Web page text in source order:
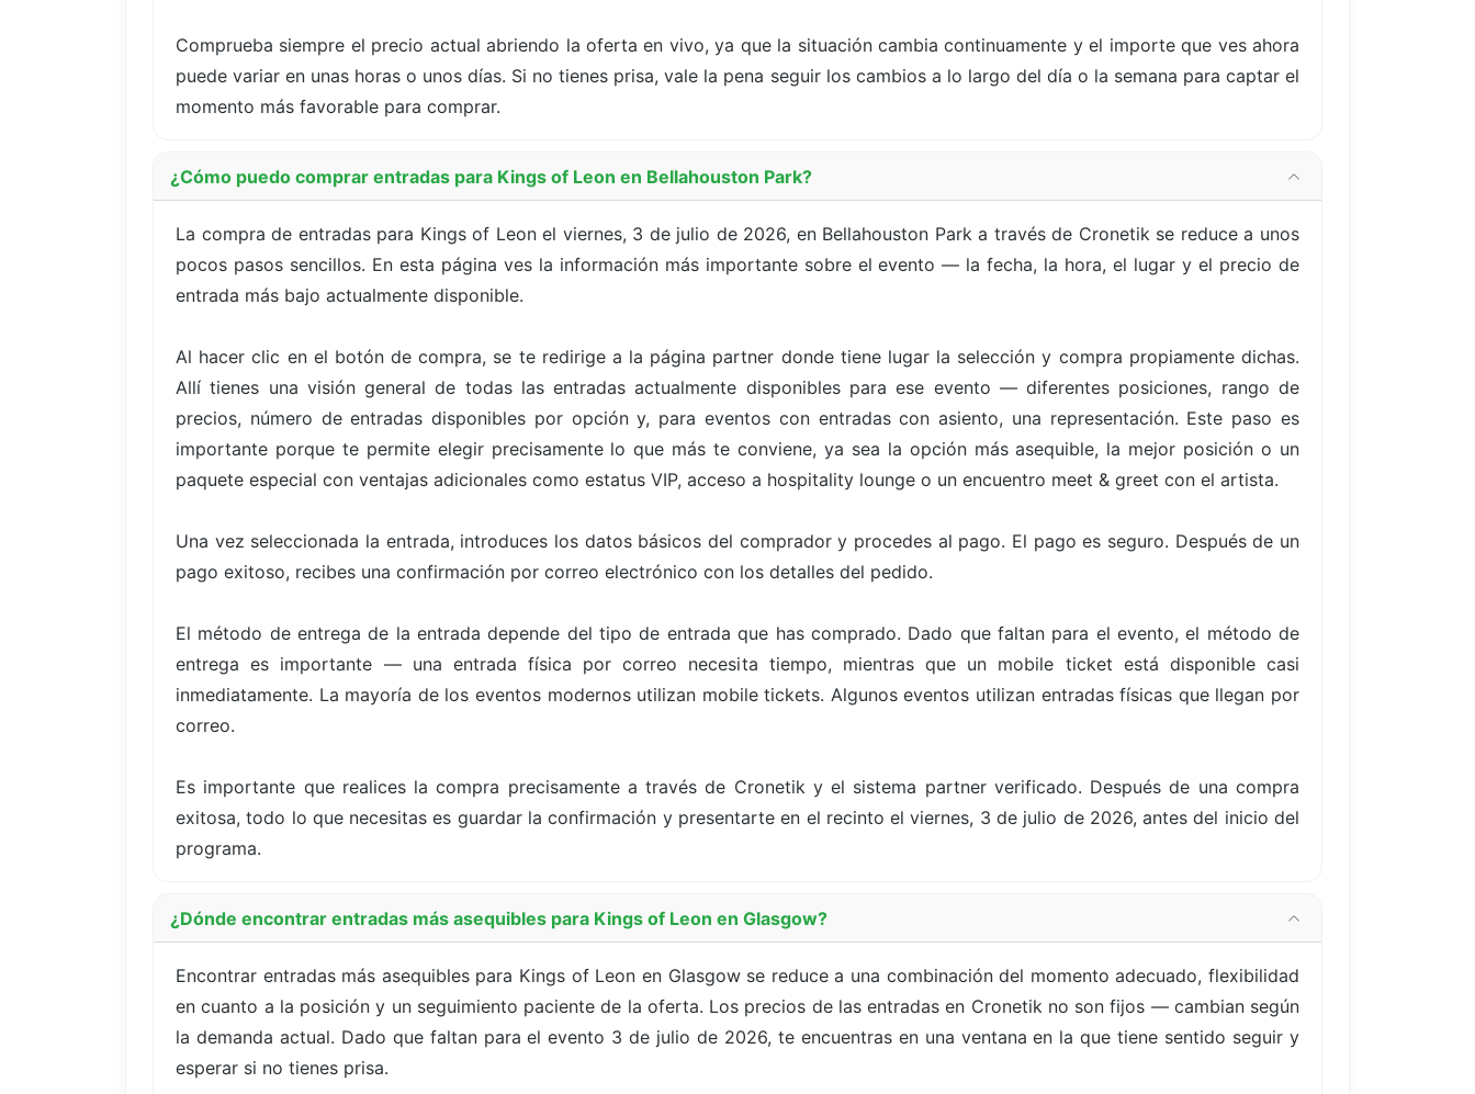
Comprueba siempre el precio actual abriendo la oferta en vivo, ya que la situación cambia continuamente y el importe que ves ahora
puede variar en unas horas o unos días. Si no tienes prisa, vale la pena seguir los cambios a lo largo del día o la semana para captar el
momento más favorable para comprar.
¿Cómo puedo comprar entradas para Kings of Leon en Bellahouston Park?
La compra de entradas para Kings of Leon el viernes, 3 de julio de 2026, en Bellahouston Park a través de Cronetik se reduce a unos
pocos pasos sencillos. En esta página ves la información más importante sobre el evento — la fecha, la hora, el lugar y el precio de
entrada más bajo actualmente disponible.
Al hacer clic en el botón de compra, se te redirige a la página partner donde tiene lugar la selección y compra propiamente dichas.
Allí tienes una visión general de todas las entradas actualmente disponibles para ese evento — diferentes posiciones, rango de
precios, número de entradas disponibles por opción y, para eventos con entradas con asiento, una representación. Este paso es
importante porque te permite elegir precisamente lo que más te conviene, ya sea la opción más asequible, la mejor posición o un
paquete especial con ventajas adicionales como estatus VIP, acceso a hospitality lounge o un encuentro meet & greet con el artista.
Una vez seleccionada la entrada, introduces los datos básicos del comprador y procedes al pago. El pago es seguro. Después de un
pago exitoso, recibes una confirmación por correo electrónico con los detalles del pedido.
El método de entrega de la entrada depende del tipo de entrada que has comprado. Dado que faltan para el evento, el método de
entrega es importante — una entrada física por correo necesita tiempo, mientras que un mobile ticket está disponible casi
inmediatamente. La mayoría de los eventos modernos utilizan mobile tickets. Algunos eventos utilizan entradas físicas que llegan por
correo.
Es importante que realices la compra precisamente a través de Cronetik y el sistema partner verificado. Después de una compra
exitosa, todo lo que necesitas es guardar la confirmación y presentarte en el recinto el viernes, 3 de julio de 2026, antes del inicio del
programa.
¿Dónde encontrar entradas más asequibles para Kings of Leon en Glasgow?
Encontrar entradas más asequibles para Kings of Leon en Glasgow se reduce a una combinación del momento adecuado, flexibilidad
en cuanto a la posición y un seguimiento paciente de la oferta. Los precios de las entradas en Cronetik no son fijos — cambian según
la demanda actual. Dado que faltan para el evento 3 de julio de 2026, te encuentras en una ventana en la que tiene sentido seguir y
esperar si no tienes prisa.